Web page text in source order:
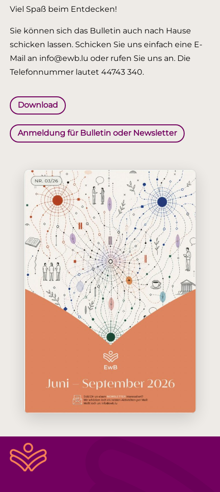
Viel Spaß beim Entdecken!
Sie können sich das Bulletin auch nach Hause
schicken lassen. Schicken Sie uns einfach eine E-
Mail an info@ewb.lu oder rufen Sie uns an. Die
Telefonnummer lautet 44743 340.
Download
Anmeldung für Bulletin oder Newsletter